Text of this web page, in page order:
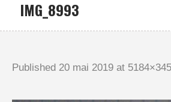
IMG_8993
Published 20 mai 2019 at